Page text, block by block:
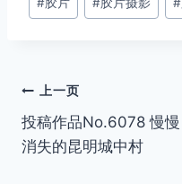
标
文
章
上一页
投稿作品No.6078 慢慢
消失的昆明城中村